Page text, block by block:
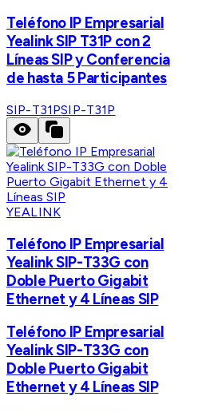
Teléfono IP Empresarial
Yealink SIP T31P con 2
Líneas SIP y Conferencia
de hasta 5 Participantes
SIP-T31PSIP-T31P
YEALINK
Teléfono IP Empresarial
Yealink SIP-T33G con
Doble Puerto Gigabit
Ethernet y 4 Líneas SIP
Teléfono IP Empresarial
Yealink SIP-T33G con
Doble Puerto Gigabit
Ethernet y 4 Líneas SIP